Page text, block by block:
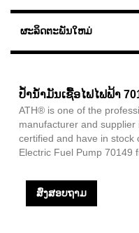
ຜະລິດຕະພັນໃຫມ່
ປ້ໍານ້ໍາມັນເຊື້ອໄຟໄຟຟ້າ
ATH® is one of the
manufacturer and
certified and have in stock
Electric Fuel Pump 70149
ສົ່ງສອບຖາມ